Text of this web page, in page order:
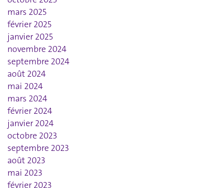
mars 2025
février 2025
janvier 2025
novembre 2024
septembre 2024
août 2024
mai 2024
mars 2024
février 2024
janvier 2024
octobre 2023
septembre 2023
août 2023
mai 2023
février 2023